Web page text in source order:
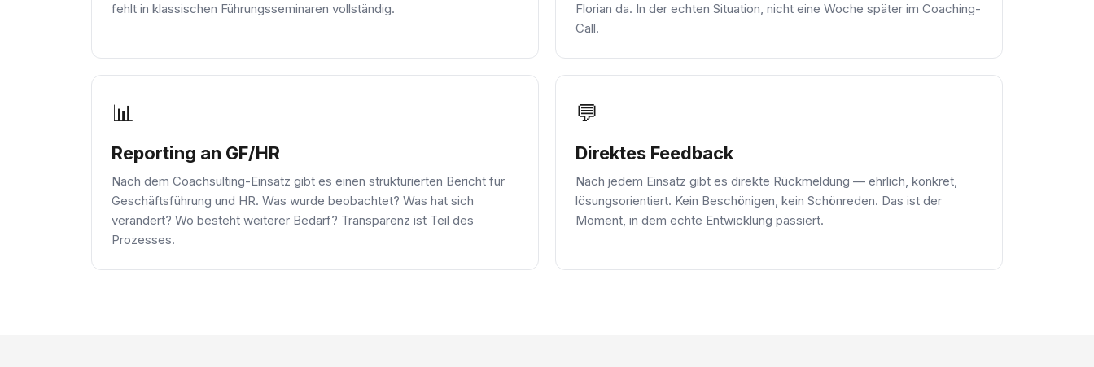
fehlt in klassischen Führungsseminaren vollständig.
Florian da. In der echten Situation, nicht eine Woche später im Coaching-
Call.
📊
Reporting an GF/HR
Nach dem Coachsulting-Einsatz gibt es einen strukturierten Bericht für
Geschäftsführung und HR. Was wurde beobachtet? Was hat sich
verändert? Wo besteht weiterer Bedarf? Transparenz ist Teil des
Prozesses.
💬
Direktes Feedback
Nach jedem Einsatz gibt es direkte Rückmeldung — ehrlich, konkret,
lösungsorientiert. Kein Beschönigen, kein Schönreden. Das ist der
Moment, in dem echte Entwicklung passiert.